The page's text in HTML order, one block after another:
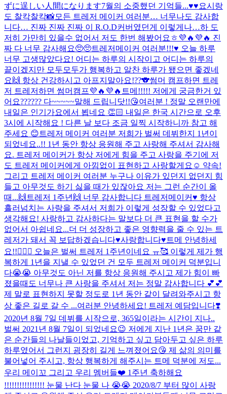
ずに逞しい人間になります7월의 소중했던 기억들...♥️♥️요시랑
도 찰칵찰칵📸모든 트레저 메이커 여러분… 너무나도 감사합
니다… 진짜 진짜 진짜 이 R.O.D커버였던게 이렇게나…하 도
저히 가만히 있을수 없어서 저도 한번 해봤어요ㅎ💜🔥💜🔥 진
짜 다 너무 감사해요🥺🥺트레저메이커 여러분!!!♥️ 오늘 하루
너무 고생많았다요! 어디는 하루의 시작이고 어디는 하루의
끝이겠지만 모두모두가 행복하고 알찬 하루가 됐으면 좋겠네
요🙌 항상 건강하시고 아프지말아요!??🐨썸머 캠프하면 트레
저 트레저하면 썸머캠프💜🔥💜🔥 트메!!!!! 저에게 궁금한거 있
어요?????? 다~~~~~말해 드립니닷!!😘여러분 ! 정말 오랜만에
내일은 인기가요에서 뵙네요 👏🏻 내일은 한국 시간으로 오후
3시에 시작해요 ! 다른 날 보다 조금 일찍 시작하니까 참고 해
주세요 😊 트레저 메이커 여러분 저희가 벌써 데뷔한지 1년이
되었네요..!! 1년 동안 항상 응원해 주고 사랑해 주셔서 감사해
요. 트레저 메이커가 항상 저에게 힘을 주고 사랑을 주기에 저
도 트레저 메이커에게 아낌없이 표현하고 사랑할게요☺️ 약속!
그리고 트레저 메이커 여러분 누구나 이유가 있던지 없던지 힘
들고 아무것도 하기 싫을 때가 있잖아요 저는 그런 순간이 올
때... 🙌트레저 1주년🙌 너무 감사합니다 트레저메이커♥️ 항상
흘러넘치는 사랑을 주셔서 저희가 이렇게 성장할 수 있었다고
생각해요! 사랑하고 감사하다는 말보다 더 큰 표현을 할 수가
없어서 아쉽네요...더 더 성장하고 좋은 영향력을 줄 수 있는 트
레저가 돼서 꼭 보답하겠습니다♥️사랑합니다♥️ 트메 안녕하세
요!!🙋🏻‍♂️ 오늘은 벌써 트레저 1주년이네요 ㅠ🥰 이렇게 제가 행
복하게 1년을 지낼 수 있었던 건 모두 트레저 메이커 덕분입니
다😭😭 아무것도 아닌 저를 항상 응원해 주시고 제가 힘이 빠
졌을때도 너무나 큰 사랑을 주셔서 저는 정말 감사합니다 💕💕
제 말로 표현하지 못할 정도로 1년 동안 같이 달려와주시고 항
상 좋은 길로 갈 수 ...여러분 안녕하세요! 트레저 예담입니다❣️
2020년 8월 7일 데뷔를 시작으로, 365일이라는 시간이 지나..
벌써 2021년 8월 7일이 되었네요😉 저에게 지난 1년은 꿈만 같
은 순간들의 나날들이었고, 기억하고 싶고 담아두고 싶은 하루
하루였어서 그런지 굉장히 길게 느껴졌어요😘 제 삶의 의미를
불어넣어 주시고, 항상 행복하게 해주시는 트메 덕분에 저도...
우리 메이꼬 그리고 우리 멤버들❤️ 1주년 축하해요
!!!!!!!!!!!!!!!! 눈물 난다 눈물 나 😭😭 2020/8/7 부터 많이 사랑